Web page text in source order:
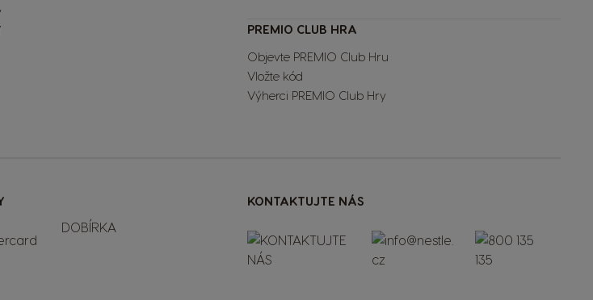
PREMIO CLUB HRA
Objevte PREMIO Club Hru
Vložte kód
Výherci PREMIO Club Hry
DOBÍRKA
KONTAKTUJTE NÁS